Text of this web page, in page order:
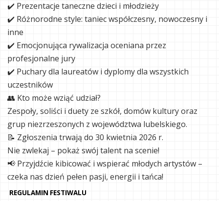
✔️ Prezentacje taneczne dzieci i młodzieży
✔️ Różnorodne style: taniec współczesny, nowoczesny i
inne
✔️ Emocjonująca rywalizacja oceniana przez
profesjonalne jury
✔️ Puchary dla laureatów i dyplomy dla wszystkich
uczestników
👥 Kto może wziąć udział?
Zespoły, soliści i duety ze szkół, domów kultury oraz
grup niezrzeszonych z województwa lubelskiego.
📝 Zgłoszenia trwają do 30 kwietnia 2026 r.
Nie zwlekaj – pokaż swój talent na scenie!
📢 Przyjdźcie kibicować i wspierać młodych artystów –
czeka nas dzień pełen pasji, energii i tańca!
REGULAMIN FESTIWALU